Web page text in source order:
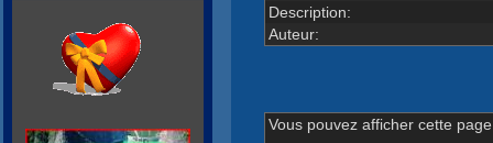
Description:
Auteur:
Vous pouvez afficher cette